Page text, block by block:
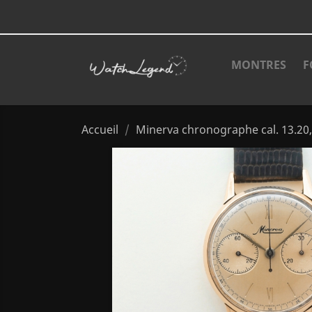
MONTRES
Accueil Minerva chronographe cal.